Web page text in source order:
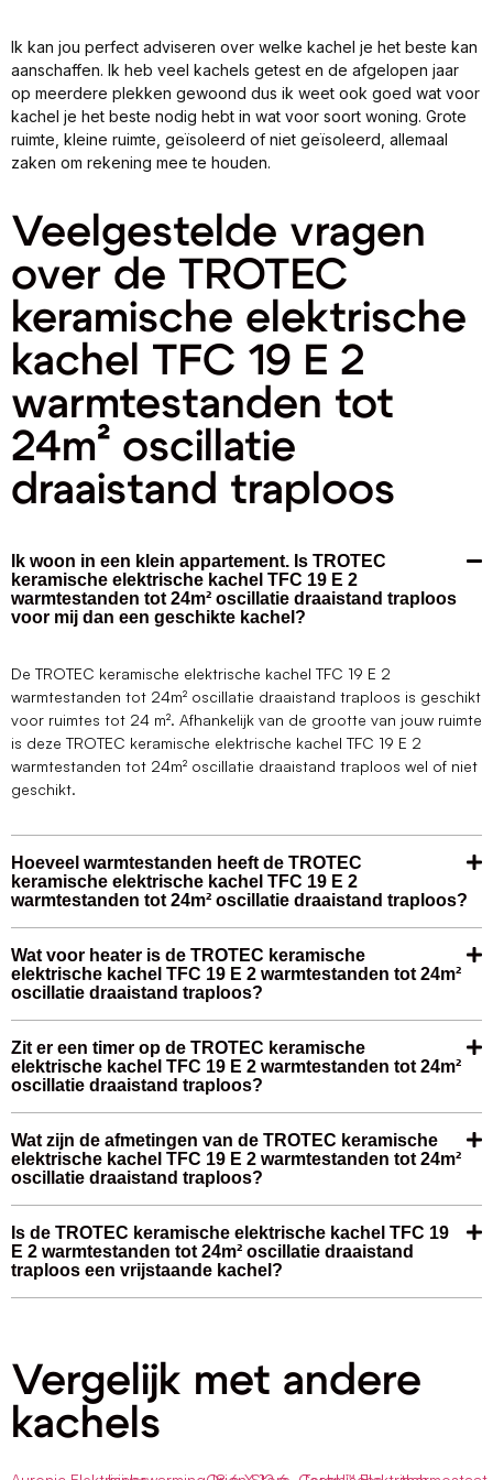
Ik kan jou perfect adviseren over welke kachel je het beste kan
aanschaffen. Ik heb veel kachels getest en de afgelopen jaar
op meerdere plekken gewoond dus ik weet ook goed wat voor
kachel je het beste nodig hebt in wat voor soort woning. Grote
ruimte, kleine ruimte, geïsoleerd of niet geïsoleerd, allemaal
zaken om rekening mee te houden.
Veelgestelde vragen
over de TROTEC
keramische elektrische
kachel TFC 19 E 2
warmtestanden tot
24m² oscillatie
draaistand traploos
Ik woon in een klein appartement. Is TROTEC
keramische elektrische kachel TFC 19 E 2
warmtestanden tot 24m² oscillatie draaistand traploos
voor mij dan een geschikte kachel?
De TROTEC keramische elektrische kachel TFC 19 E 2
warmtestanden tot 24m² oscillatie draaistand traploos is geschikt
voor ruimtes tot 24 m². Afhankelijk van de grootte van jouw ruimte
is deze TROTEC keramische elektrische kachel TFC 19 E 2
warmtestanden tot 24m² oscillatie draaistand traploos wel of niet
geschikt.
Hoeveel warmtestanden heeft de TROTEC
keramische elektrische kachel TFC 19 E 2
warmtestanden tot 24m² oscillatie draaistand traploos?
Wat voor heater is de TROTEC keramische
elektrische kachel TFC 19 E 2 warmtestanden tot 24m²
oscillatie draaistand traploos?
Zit er een timer op de TROTEC keramische
elektrische kachel TFC 19 E 2 warmtestanden tot 24m²
oscillatie draaistand traploos?
Wat zijn de afmetingen van de TROTEC keramische
elektrische kachel TFC 19 E 2 warmtestanden tot 24m²
oscillatie draaistand traploos?
Is de TROTEC keramische elektrische kachel TFC 19
E 2 warmtestanden tot 24m² oscillatie draaistand
traploos een vrijstaande kachel?
Vergelijk met andere
kachels